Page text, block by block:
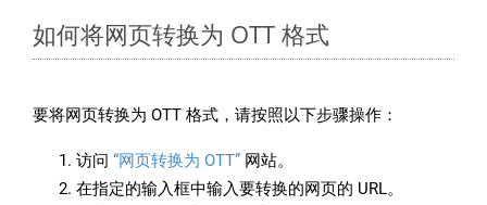
如何将网页转换为 OTT 格式
要将网页转换为 OTT 格式，请按照以下步骤操作：
访问 “网页转换为 OTT” 网站。
在指定的输入框中输入要转换的网页的 URL。